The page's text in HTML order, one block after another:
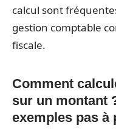
calcul sont
gestion comptable
fiscale.
Comment
sur un montant
exemples pas à